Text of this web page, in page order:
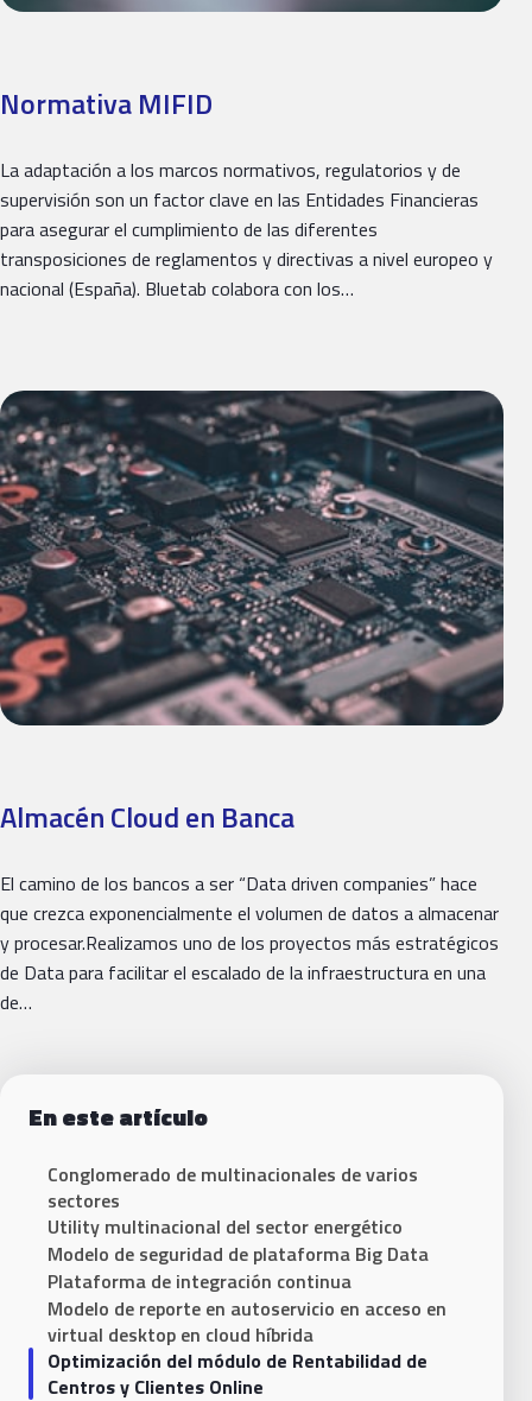
Normativa MIFID
La adaptación a los marcos normativos, regulatorios y de
supervisión son un factor clave en las Entidades Financieras
para asegurar el cumplimiento de las diferentes
transposiciones de reglamentos y directivas a nivel europeo y
nacional (España). Bluetab colabora con los…
Almacén Cloud en Banca
El camino de los bancos a ser “Data driven companies” hace
que crezca exponencialmente el volumen de datos a almacenar
y procesar.Realizamos uno de los proyectos más estratégicos
de Data para facilitar el escalado de la infraestructura en una
de…
En este artículo
Conglomerado de multinacionales de varios
sectores
Utility multinacional del sector energético
Modelo de seguridad de plataforma Big Data
Plataforma de integración continua
Modelo de reporte en autoservicio en acceso en
virtual desktop en cloud híbrida
Optimización del módulo de Rentabilidad de
Centros y Clientes Online